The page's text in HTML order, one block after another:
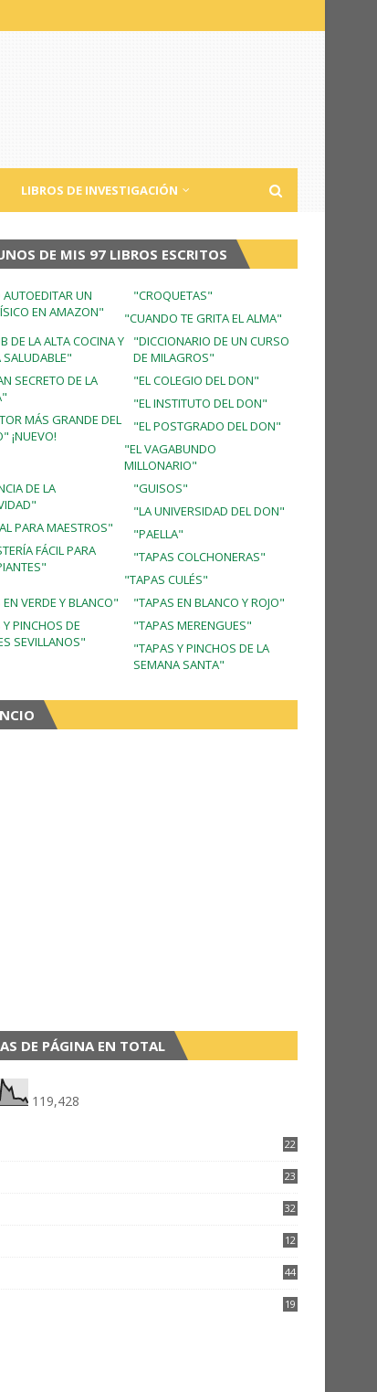
LIBROS DE INVESTIGACIÓN
DE MIS 97 LIBROS ESCRITOS
UN
EN AMAZON"
"CROQUETAS"
"CUANDO TE GRITA EL ALMA"
"DICCIONARIO DE UN CURSO
DE MILAGROS"
DE LA ALTA COCINA Y
SALUDABLE"
"EL COLEGIO DEL DON"
SECRETO DE LA
"EL INSTITUTO DEL DON"
MÁS GRANDE DEL
¡NUEVO!
"EL POSTGRADO DEL DON"
"EL VAGABUNDO
MILLONARIO"
"GUISOS"
DE LA
"LA UNIVERSIDAD DEL DON"
PARA MAESTROS"
"PAELLA"
FÁCIL PARA
"TAPAS COLCHONERAS"
"TAPAS CULÉS"
"TAPAS EN BLANCO Y ROJO"
VERDE Y BLANCO"
"TAPAS MERENGUES"
PINCHOS DE
SEVILLANOS"
"TAPAS Y PINCHOS DE LA
SEMANA SANTA"
DE PÁGINA EN TOTAL
119,428
22
23
32
12
44
19